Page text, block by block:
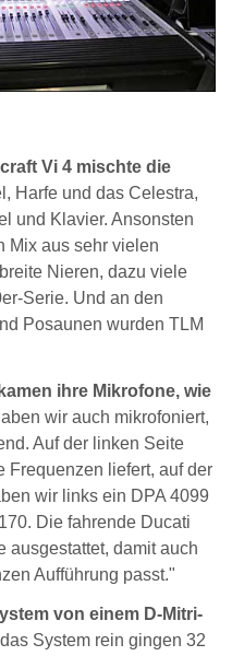
Vi 4 mischte die
Harfe und das Celestra,
und Klavier. Ansonsten
Mix aus sehr vielen
Nieren, dazu viele
Serie. Und an den
Posaunen wurden TLM
ihre Mikrofone, wie
wir auch mikrofoniert,
Auf der linken Seite
Frequenzen liefert, auf der
wir links ein DPA 4099
Die fahrende Ducati
ausgestattet, damit auch
Aufführung passt."
von einem D-Mitri-
das System rein gingen 32